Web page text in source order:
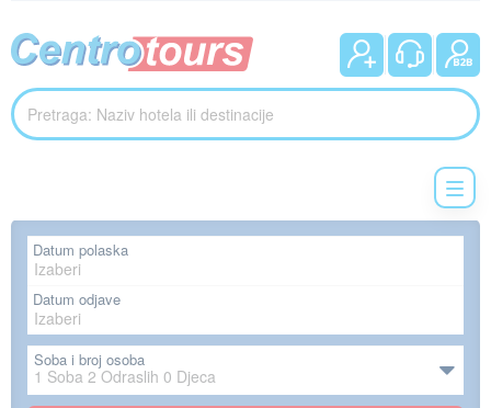
Datum polaska
Datum odjave
Soba i broj osoba
1 Soba 2 Odraslih 0 Djeca